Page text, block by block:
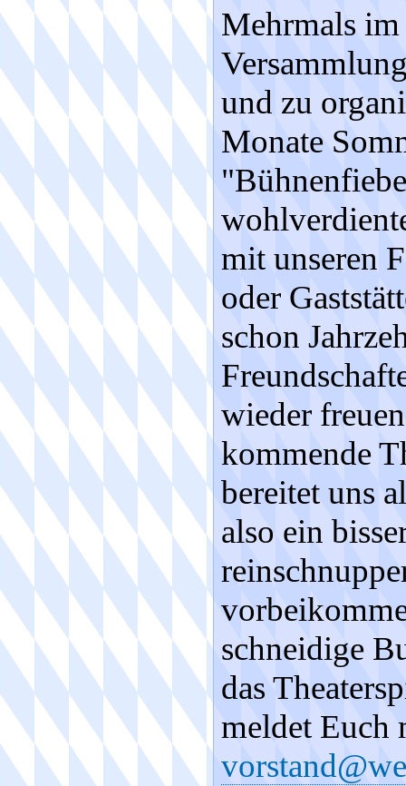
Mehrmals
und zu
Monate
mit unseren
oder
schon
wieder
kommende
bereitet uns
also ein
schneidige
das
meldet Euch